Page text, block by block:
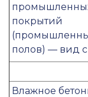
покрытий
полов) — вид
Влажное